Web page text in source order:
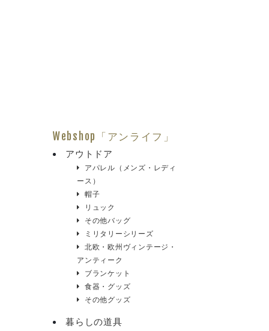
Webshop「アンライフ」
アウトドア
アパレル（メンズ・レディ
ース）
帽子
リュック
その他バッグ
ミリタリーシリーズ
北欧・欧州ヴィンテージ・
アンティーク
ブランケット
食器・グッズ
その他グッズ
暮らしの道具